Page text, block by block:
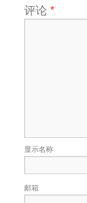
评论 *
显示名称
邮箱